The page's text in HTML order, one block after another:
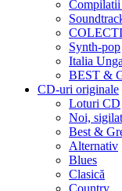
Compilatii
Synth-pop
Italia
BEST &
CD-uri originale
Loturi CD
Noi,
Best &
Alternativ
Blues
Clasică
Country